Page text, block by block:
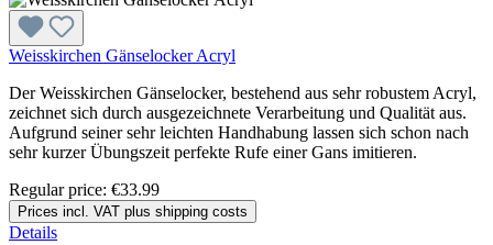
Weisskirchen Gänselocker Acryl
Der Weisskirchen Gänselocker, bestehend aus sehr robustem Acryl,
zeichnet sich durch ausgezeichnete Verarbeitung und Qualität aus.
Aufgrund seiner sehr leichten Handhabung lassen sich schon nach
sehr kurzer Übungszeit perfekte Rufe einer Gans imitieren.
Regular price: €33.99
Prices incl. VAT plus shipping costs
Details